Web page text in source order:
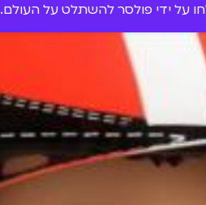
על ידי פולסר להשתלט על העולם.